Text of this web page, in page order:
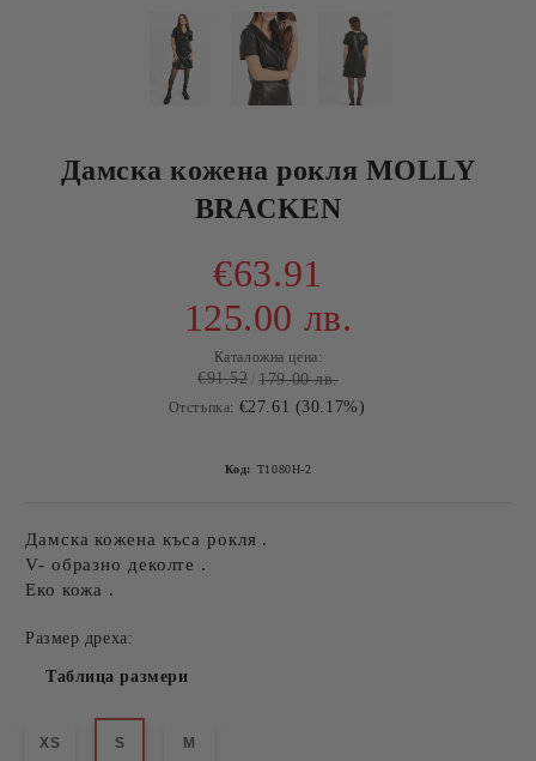
Дамска кожена рокля MOLLY
BRACKEN
€63.91
125.00 лв.
Каталожна цена:
€91.52 179.00 лв.
Отстъпка: €27.61 (30.17%)
Код: Т1080Н-2
Дамска кожена къса рокля .
V- образно деколте .
Еко кожа .
Размер дреха:
Таблица размери
XS S M